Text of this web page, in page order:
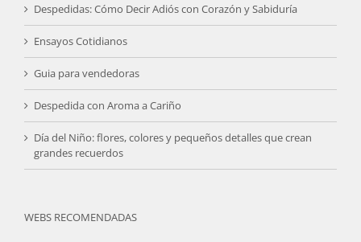
Despedidas: Cómo Decir Adiós con Corazón y Sabiduría
Ensayos Cotidianos
Guia para vendedoras
Despedida con Aroma a Cariño
Día del Niño: flores, colores y pequeños detalles que crean
grandes recuerdos
WEBS RECOMENDADAS